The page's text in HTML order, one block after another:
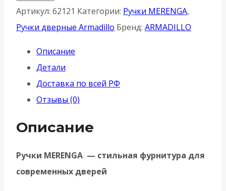
Ручка
Armadillo
раздельная
K.YM.MERENGA
AC-
медь
Артикул: 62121 Категории: Ручки MERENGA,
Ручки дверные Armadillo Бренд: ARMADILLO
Описание
Детали
Доставка по всей РФ
Отзывы (0)
Описание
Ручки MERENGA — стильная фурнитура для
современных дверей